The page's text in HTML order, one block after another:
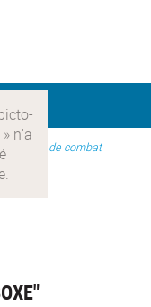
Sports de combat